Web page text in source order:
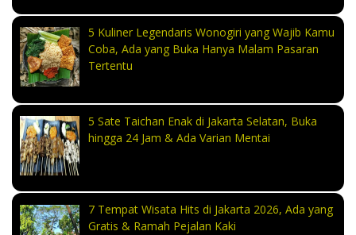
5 Kuliner Legendaris Wonogiri yang Wajib Kamu
Coba, Ada yang Buka Hanya Malam Pasaran
Tertentu
5 Sate Taichan Enak di Jakarta Selatan, Buka
hingga 24 Jam & Ada Varian Mentai
7 Tempat Wisata Hits di Jakarta 2026, Ada yang
Gratis & Ramah Pejalan Kaki